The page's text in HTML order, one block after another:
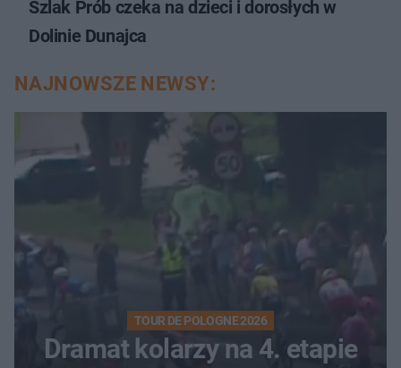
Szlak Prób czeka na dzieci i dorosłych w
Dolinie Dunajca
NAJNOWSZE NEWSY:
TOUR DE POLOGNE 2026
Dramat kolarzy na 4. etapie